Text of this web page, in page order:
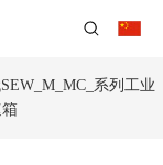
系列工业
箱